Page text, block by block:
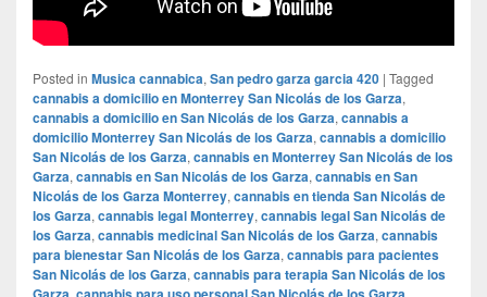
Posted in Musica cannabica, San pedro garza garcia 420 | Tagged
cannabis a domicilio en Monterrey San Nicolás de los Garza,
cannabis a domicilio en San Nicolás de los Garza, cannabis a
domicilio Monterrey San Nicolás de los Garza, cannabis a domicilio
San Nicolás de los Garza, cannabis en Monterrey San Nicolás de los
Garza, cannabis en San Nicolás de los Garza, cannabis en San
Nicolás de los Garza Monterrey, cannabis en tienda San Nicolás de
los Garza, cannabis legal Monterrey, cannabis legal San Nicolás de
los Garza, cannabis medicinal San Nicolás de los Garza, cannabis
para bienestar San Nicolás de los Garza, cannabis para pacientes
San Nicolás de los Garza, cannabis para terapia San Nicolás de los
, ,